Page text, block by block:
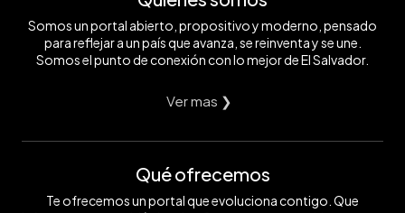
Somos un portal abierto, propositivo y moderno, pensado
para reflejar a un país que avanza, se reinventa y se une.
Somos el punto de conexión con lo mejor de El Salvador.
Ver mas ❯
Qué ofrecemos
Te ofrecemos un portal que evoluciona contigo. Que